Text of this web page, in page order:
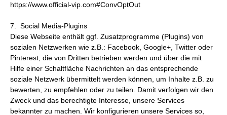
https://www.official-vip.com#ConvOptOut
7. Social Media-Plugins
Diese Webseite enthält ggf. Zusatzprogramme (Plugins) von
sozialen Netzwerken wie z.B.: Facebook, Google+, Twitter oder
Pinterest, die von Dritten betrieben werden und über die mit
Hilfe einer Schaltfläche Nachrichten an das entsprechende
soziale Netzwerk übermittelt werden können, um Inhalte z.B. zu
bewerten, zu empfehlen oder zu teilen. Damit verfolgen wir den
Zweck und das berechtigte Interesse, unsere Services
bekannter zu machen. Wir konfigurieren unsere Services so,